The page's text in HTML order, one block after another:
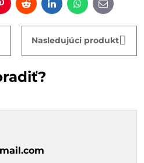
PinterestRedditLinkedInWhatsApp
E-
mail
Nasledujúci produkt